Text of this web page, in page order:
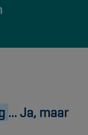
... Ja, maar